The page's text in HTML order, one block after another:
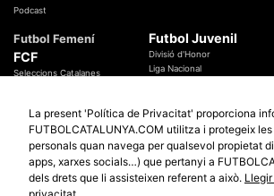
Podcast
Futbol Femení
FCF
Seleccions Catalanes
Temes Federatius
Futbol Juvenil
Divisió d'Honor
Liga Nacional
Futbol Catalunya
Promocions
Sortejos
Participació
Copa
Copa del
La present 'Política de Privacitat' proporciona
FUTBOLCATALUNYA.COM utilitza i protegeix
personals quan navega per qualsevol propietat
apps, xarxes socials…) que pertanyi a
dels drets que li assisteixen referent a això.